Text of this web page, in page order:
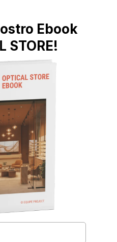
Ebook
STORE!